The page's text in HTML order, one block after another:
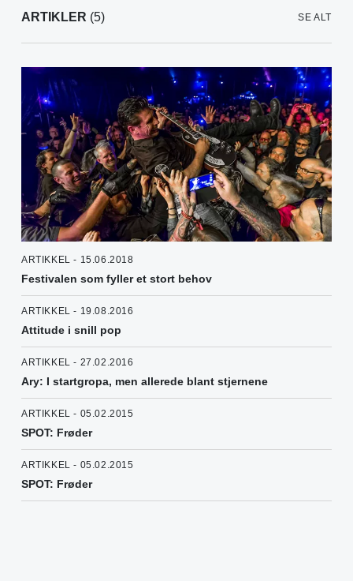
ARTIKLER (5) SE ALT
ARTIKKEL - 15.06.2018
Festivalen som fyller et stort behov
ARTIKKEL - 19.08.2016
Attitude i snill pop
ARTIKKEL - 27.02.2016
Ary: I startgropa, men allerede blant stjernene
ARTIKKEL - 05.02.2015
SPOT: Frøder
ARTIKKEL - 05.02.2015
SPOT: Frøder